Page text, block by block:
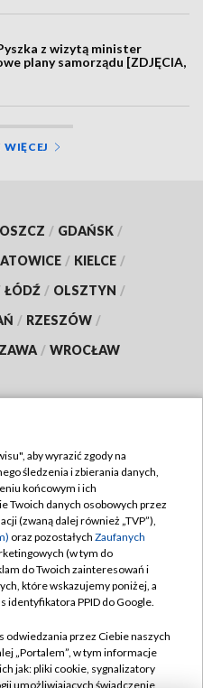
z wizytą minister
plany samorządu [ZDJĘCIA,
/ GDAŃSK /
/ KIELCE /
ŁÓDŹ / OLSZTYN /
/ RZESZÓW /
/ WROCŁAW
TVP
zgody
aby wyrazić zgody na
śledzenia i zbierania danych,
końcowym i ich
Twoich danych osobowych przez
(zwaną dalej również „TVP”),
oraz pozostałych Zaufanych
(w tym do
do Twoich zainteresowań i
które wskazujemy poniżej, a
identyfikatora PPID do Google.
odwiedzania przez Ciebie naszych
„Portalem”, w tym informacje
jak: pliki cookie, sygnalizatory
umożliwiających świadczenie